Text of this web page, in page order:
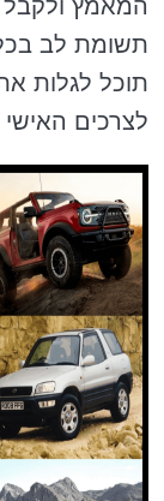
המאמץ ולקבל
תשומת לב בכל
תוכל לגלות
לצרכים